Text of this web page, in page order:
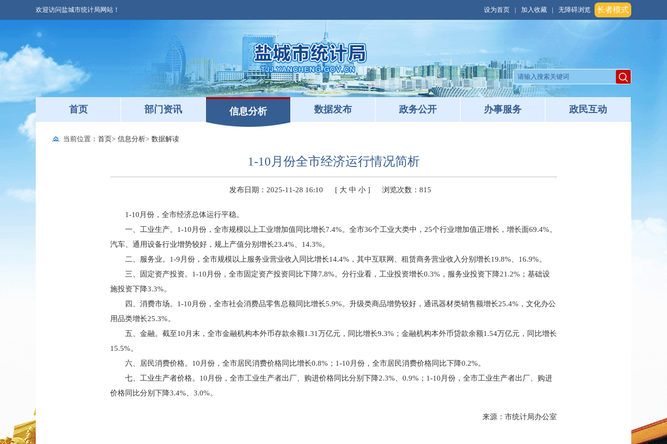
欢迎访问盐城市统计局网站！ 设为首页 | 加入收藏 | 无障碍浏览 长者模式
首页 部门资讯 信息分析 数据发布 政务公开 办事服务 政民互动
当前位置： 首页> 信息分析> 数据解读
1-10月份全市经济运行情况简析
发布日期：2025-11-28 16:10 [ 大 中 小 ] 浏览次数： 815
1-10月份，全市经济总体运行平稳。
一、工业生产。1-10月份，全市规模以上工业增加值同比增长7.4%。全市36个工业大类中，25个行业增加值正增长，增长面69.4%。
汽车、通用设备行业增势较好，规上产值分别增长23.4%、14.3%。
二、服务业。1-9月份，全市规模以上服务业营业收入同比增长14.4%，其中互联网、租赁商务营业收入分别增长19.8%、16.9%。
三、固定资产投资。1-10月份，全市固定资产投资同比下降7.8%。分行业看，工业投资增长0.3%，服务业投资下降21.2%；基础设
施投资下降3.3%。
四、消费市场。1-10月份，全市社会消费品零售总额同比增长5.9%。升级类商品增势较好，通讯器材类销售额增长25.4%，文化办公
用品类增长25.3%。
五、金融。截至10月末，全市金融机构本外币存款余额1.31万亿元，同比增长9.3%；金融机构本外币贷款余额1.54万亿元，同比增长
15.5%。
六、居民消费价格。10月份，全市居民消费价格同比增长0.8%；1-10月份，全市居民消费价格同比下降0.2%。
七、工业生产者价格。10月份，全市工业生产者出厂、购进价格同比分别下降2.3%、0.9%；1-10月份，全市工业生产者出厂、购进
价格同比分别下降3.4%、3.0%。
来源：市统计局办公室